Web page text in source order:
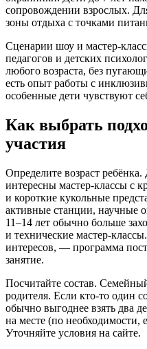
сопровождении взрослых.
зоны отдыха с точками
Сценарии шоу и мастер-
педагогов и детских
любого возраста, без
есть опыт работы с
особенные дети чувствуют
Как выбрать
участия
Определите возраст
интересны мастер-классы с
и короткие кукольные
активные станции, научные
11–14 лет обычно больше
и технические мастер-
интересов, — программа
занятие.
Посчитайте состав.
родителя. Если кто-то один
обычно выгоднее взять два
на месте (по необходимости,
Уточняйте условия на сайте.